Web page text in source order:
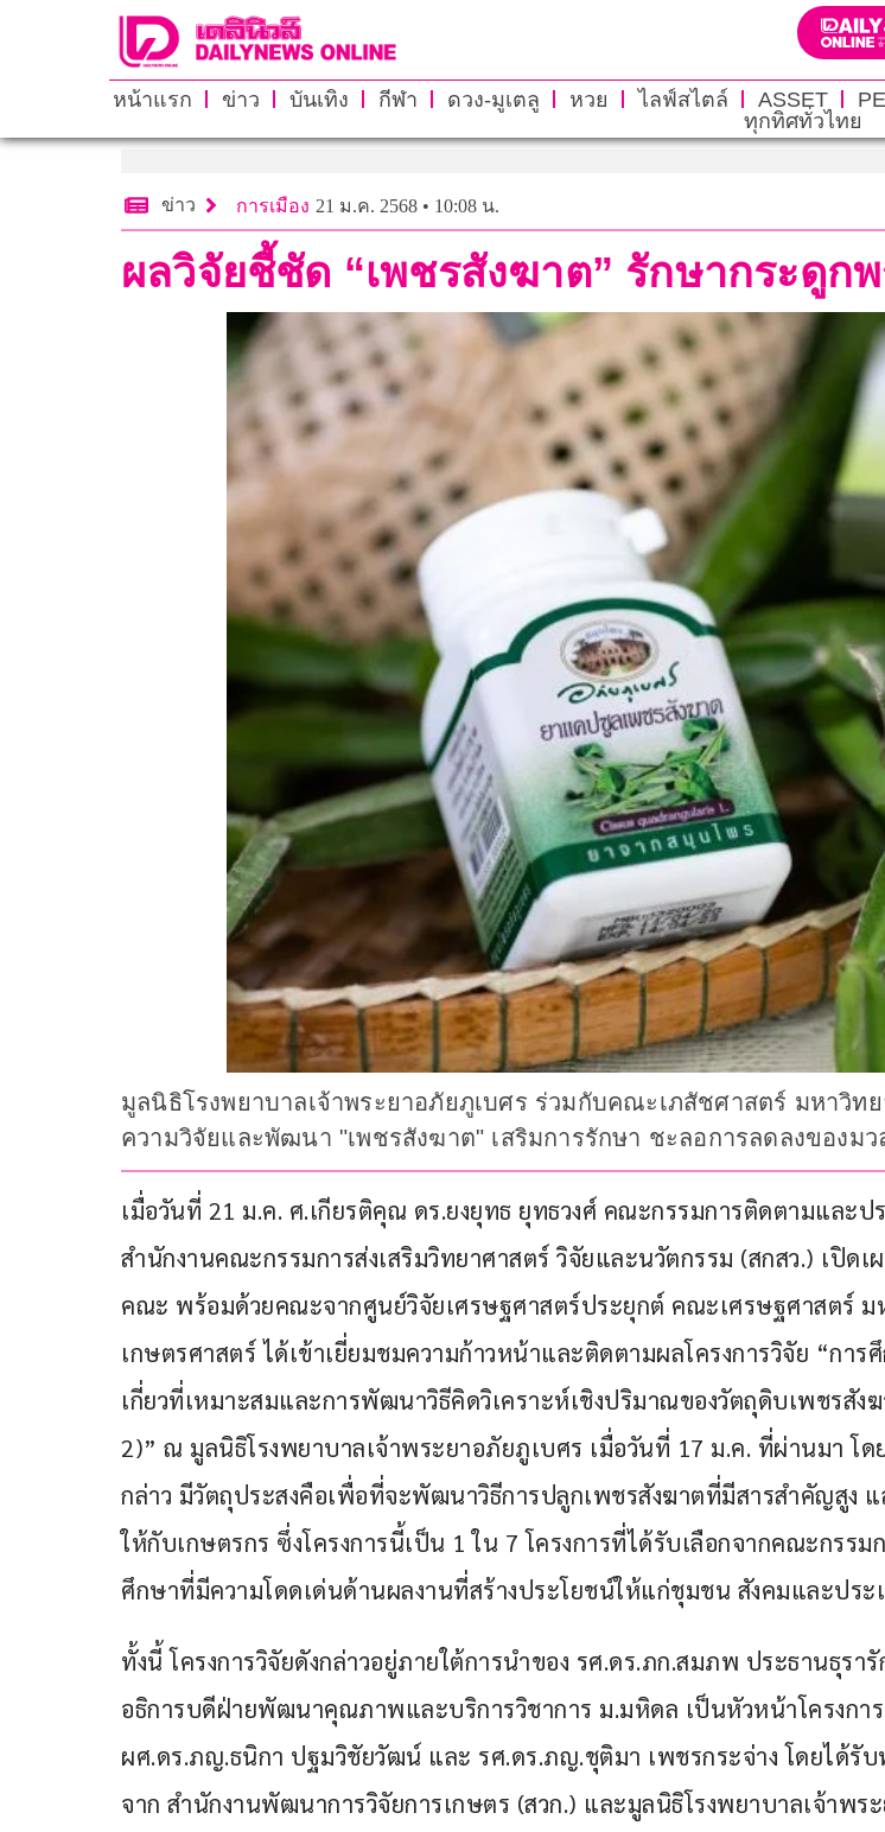
หน้าแรก ข่าว บันเทิง กีฬา ดวง-มูเตลู หวย ไลฟ์สไตล์ ASSET
ทุกทิศทั่วไทย
ข่าว การเมือง 21 ม.ค. 2568 • 10:08 น.
ผลวิจัยชี้ชัด “เพชรสังฆาต” รักษากระดูก
มูลนิธิโรงพยาบาลเจ้าพระยาอภัยภูเบศร ร่วมกับคณะเภสัชศาสตร์ มหาวิท
ความวิจัยและพัฒนา "เพชรสังฆาต" เสริมการรักษา ชะลอการลดลงของมว
เมื่อวันที่ 21 ม.ค. ศ.เกียรติคุณ ดร.ยงยุทธ ยุทธวงศ์ คณะกรรมการติดตามและป
สำนักงานคณะกรรมการส่งเสริมวิทยาศาสตร์ วิจัยและนวัตกรรม (สกสว.) เปิดเ
คณะ พร้อมด้วยคณะจากศูนย์วิจัยเศรษฐศาสตร์ประยุกต์ คณะเศรษฐศาสตร์ ม
เกษตรศาสตร์ ได้เข้าเยี่ยมชมความก้าวหน้าและติดตามผลโครงการวิจัย “การ
เกี่ยวที่เหมาะสมและการพัฒนาวิธีคิดวิเคราะห์เชิงปริมาณของวัตถุดิบเพชรสัง
2)” ณ มูลนิธิโรงพยาบาลเจ้าพระยาอภัยภูเบศร เมื่อวันที่ 17 ม.ค. ที่ผ่านมา โด
กล่าว มีวัตถุประสงคือเพื่อที่จะพัฒนาวิธีการปลูกเพชรสังฆาตที่มีสารสำคัญสูง
ให้กับเกษตรกร ซึ่งโครงการนี้เป็น 1 ใน 7 โครงการที่ได้รับเลือกจากคณะกรร
ศึกษาที่มีความโดดเด่นด้านผลงานที่สร้างประโยชน์ให้แก่ชุมชน สังคมและประ
ทั้งนี้ โครงการวิจัยดังกล่าวอยู่ภายใต้การนำของ รศ.ดร.ภก.สมภพ ประธานธุรารั
อธิการบดีฝ่ายพัฒนาคุณภาพและบริการวิชาการ ม.มหิดล เป็นหัวหน้าโครงการ
ผศ.ดร.ภญ.ธนิกา ปฐมวิชัยวัฒน์ และ รศ.ดร.ภญ.ชุติมา เพชรกระจ่าง โดยได้รั
จาก สำนักงานพัฒนาการวิจัยการเกษตร (สวก.) และมูลนิธิโรงพยาบาลเจ้าพร